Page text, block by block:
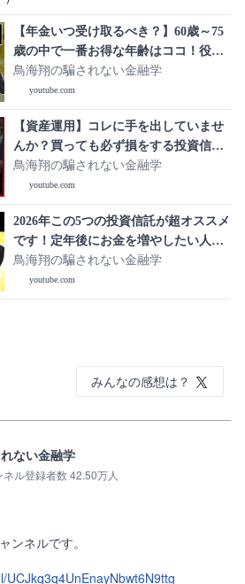
【年金いつ受け取るべき？】60歳～75
歳の中で一番お得な年齢はココ！役所
が教えない本当の話を紹介します！
鳥海翔の騙されない金融学
youtube.com
【資産運用】コレに手を出していませ
んか？買っても必ず損をする投資信託
を紹介します！
鳥海翔の騙されない金融学
youtube.com
2026年この5つの投資信託が超オススメ
です！定年後にお金を増やしたい人に
向けて投資先について解説します！
鳥海翔の騙されない金融学
youtube.com
みんなの感想は？
ない金融学
ル登録者数 42.50万人
ンネルです。
UCJkq3q4UnEnayNbwt6N9ttg